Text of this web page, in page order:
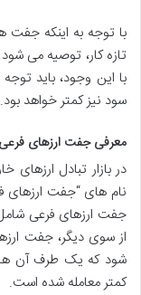
با توجه به اینکه جفت
تازه کار، توصیه می
با این وجود، باید
سود نیز کمتر خواهد بود.
معرفی جفت ارزهای فرعی
در بازار تبادل
نام های “جفت
جفت ارزهای فرعی
از سوی دیگر، جفت
شود که یک طرف آن ها
کمتر معامله شده است.